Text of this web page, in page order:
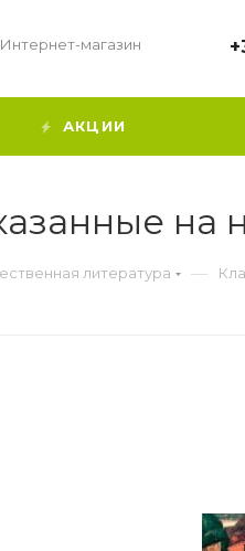
Интернет-магазин
АКЦИИ
на
литература —